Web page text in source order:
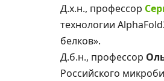
Д.х.н., профессор
технологии
белков».
Д.б.н., профессор
Российского